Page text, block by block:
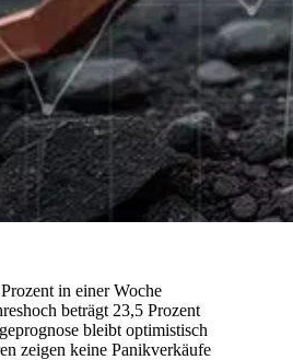
in einer Woche
beträgt 23,5 Prozent
bleibt optimistisch
zeigen keine Panikverkäufe